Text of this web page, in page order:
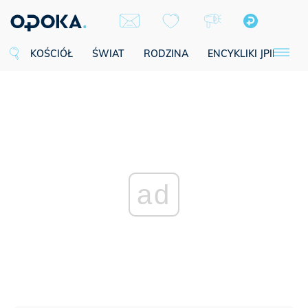
KOŚCIÓŁ ŚWIAT RODZINA ENCYKLIKI JPII
ad